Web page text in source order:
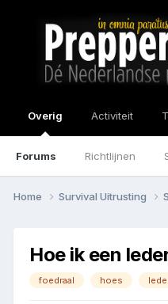
Overig
Forums Richtlijnen
Activiteit
Home Survival Uitrusting
Hoe ik een
foedraal hoes